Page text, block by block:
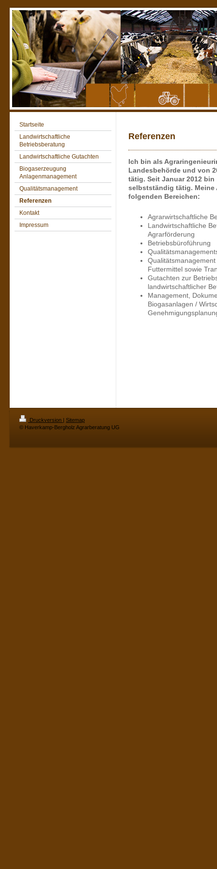
Startseite
Landwirtschaftliche
Betriebsberatung
Landwirtschaftliche Gutachten
Biogaserzeugung
Anlagenmanagement
Qualitätsmanagement
Referenzen
Kontakt
Impressum
Referenzen
Ich bin als
Landesbehörde und von
tätig. Seit Januar 2012
selbstständig tätig.
folgenden Bereichen:
Agrarwirtschaftliche
Landwirtschaftliche
Agrarförderung
Betriebsbüroführung
Futtermittel sowie
Gutachten zur
landwirtschaftlicher
Management,
Biogasanlagen /
Druckversion | Sitemap
© Haverkamp-Bergholz Agrarberatung UG